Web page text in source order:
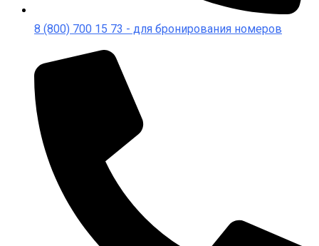
8 (800) 700 15 73 - для бронирования номеров